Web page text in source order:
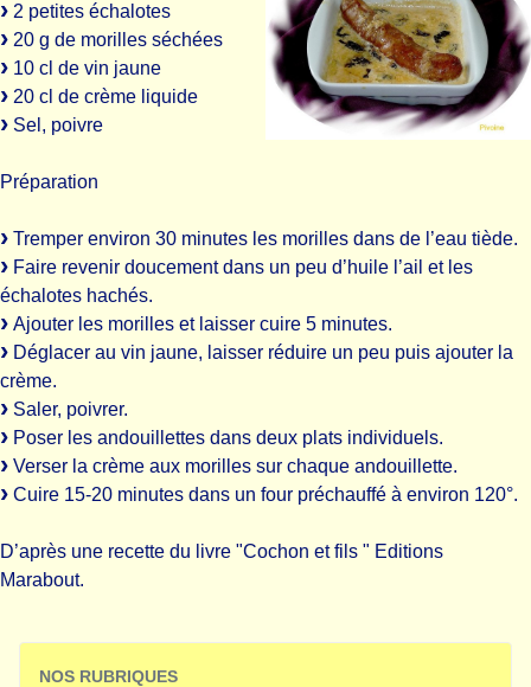
2 petites échalotes
20 g de morilles séchées
10 cl de vin jaune
20 cl de crème liquide
Sel, poivre
Préparation
Tremper environ 30 minutes les morilles dans de l’eau tiède.
Faire revenir doucement dans un peu d’huile l’ail et les
échalotes hachés.
Ajouter les morilles et laisser cuire 5 minutes.
Déglacer au vin jaune, laisser réduire un peu puis ajouter la
crème.
Saler, poivrer.
Poser les andouillettes dans deux plats individuels.
Verser la crème aux morilles sur chaque andouillette.
Cuire 15-20 minutes dans un four préchauffé à environ 120°.
D’après une recette du livre "Cochon et fils " Editions
Marabout.
NOS RUBRIQUES